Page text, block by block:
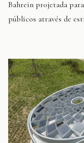
Bahrein projetada
públicos através de